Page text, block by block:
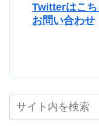
Twitterはこち
お問い合わせ